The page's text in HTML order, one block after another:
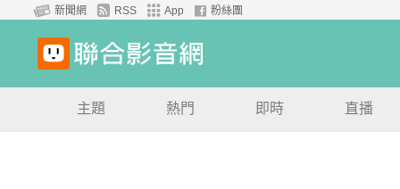
新聞網 RSS App 粉絲團
主題 熱門 即時 直播